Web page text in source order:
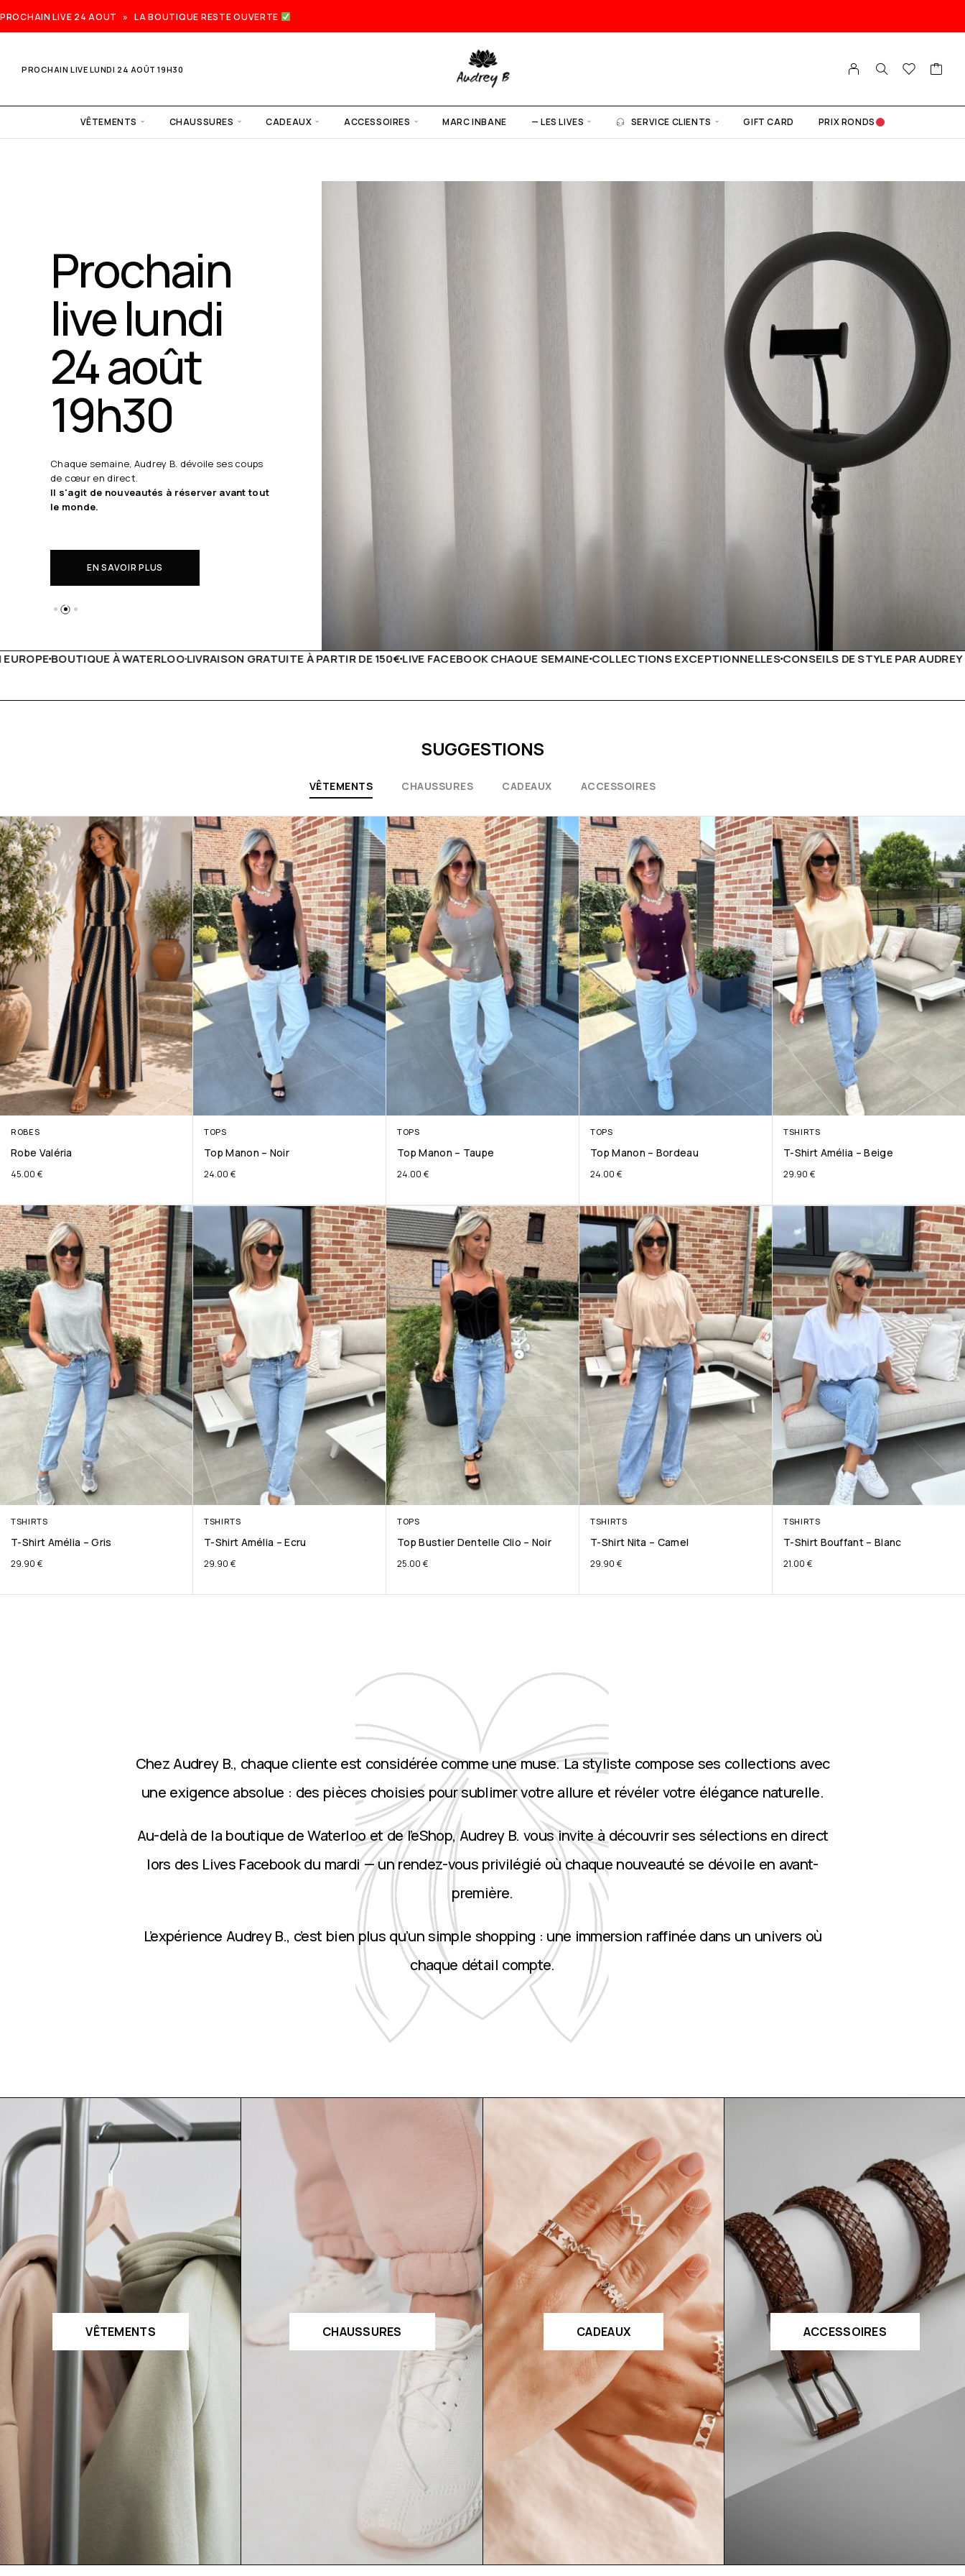
PROCHAIN LIVE 24 AOUT » LA BOUTIQUE RESTE OUVERTE
PROCHAIN LIVE LUNDI 24 AOÛT 19H30
VÊTEMENTS CHAUSSURES CADEAUX ACCESSOIRES MARC INBANE — LES LIVES SERVICE CLIENTS GIFT CARD PRIX RONDS
Prochain
live lundi
24 août
19h30
Chaque semaine, Audrey B. dévoile ses coups
de cœur en direct.
Il s'agit de nouveautés à réserver avant tout
le monde.
EN SAVOIR PLUS
GRATUITE À PARTIR DE 150€LIVE FACEBOOK CHAQUE SEMAINECOLLECTIONS EXCEPTIONNELLESCONSEILS DE STYLE PAR AUDREY B LIVRAISON PARTOUT EN
SUGGESTIONS
VÊTEMENTS CHAUSSURES CADEAUX ACCESSOIRES
ROBES
Robe Valéria
45.00 €
TOPS
Top Manon – Noir
24.00 €
TOPS
Top Manon – Taupe
24.00 €
TOPS
Top Manon – Bordeau
24.00 €
TSHIRTS
T-Shirt Amélia – Beige
29.90 €
TSHIRTS
T-Shirt Amélia – Gris
29.90 €
TSHIRTS
T-Shirt Amélia – Ecru
29.90 €
TOPS
Top Bustier Dentelle Clio – Noir
25.00 €
TSHIRTS
T-Shirt Nita – Camel
29.90 €
TSHIRTS
T-Shirt Bouffant – Blanc
21.00 €
Chez Audrey B., chaque cliente est considérée comme une muse. La styliste compose ses collections avec
une exigence absolue : des pièces choisies pour sublimer votre allure et révéler votre élégance naturelle.
Au-delà de la boutique de Waterloo et de l’eShop, Audrey B. vous invite à découvrir ses sélections en direct
lors des Lives Facebook du mardi — un rendez-vous privilégié où chaque nouveauté se dévoile en avant-
première.
L’expérience Audrey B., c’est bien plus qu’un simple shopping : une immersion raffinée dans un univers où
chaque détail compte.
VÊTEMENTS CHAUSSURES CADEAUX ACCESSOIRES